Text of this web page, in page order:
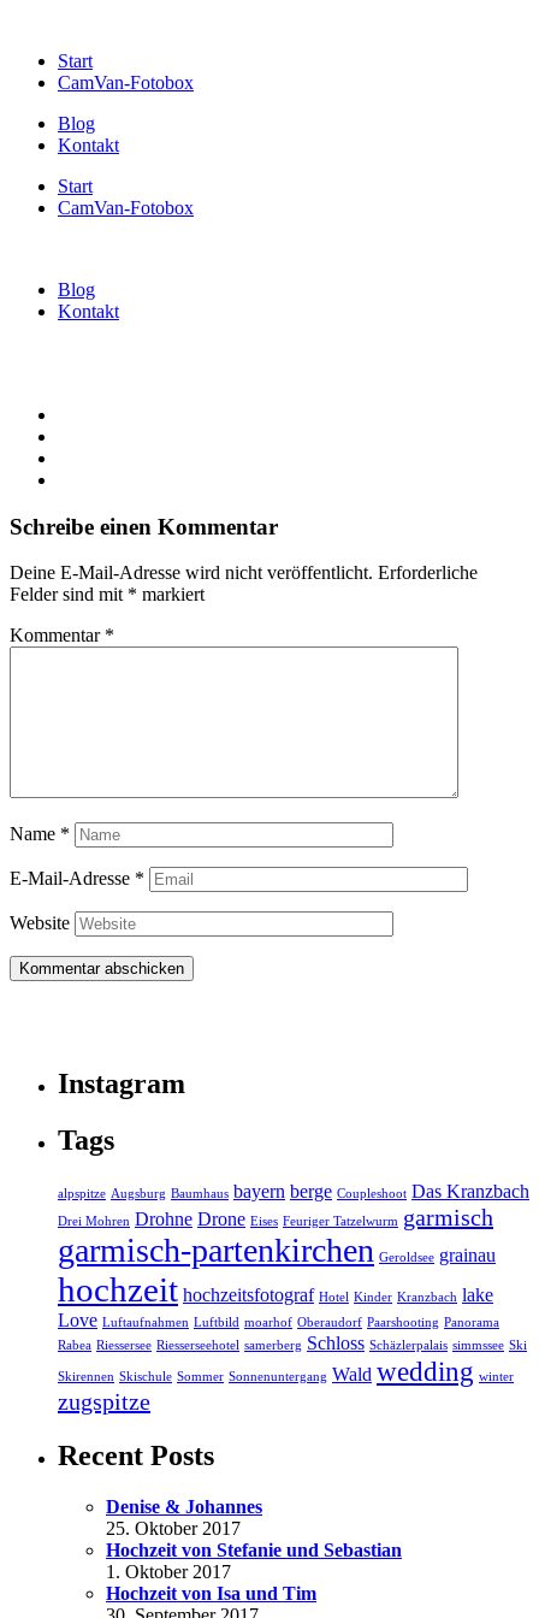
Start
CamVan-Fotobox
Blog
Kontakt
Start
CamVan-Fotobox
Blog
Kontakt
Schreibe einen Kommentar
Deine E-Mail-Adresse wird nicht veröffentlicht. Erforderliche
Felder sind mit * markiert
Kommentar *
Name *
E-Mail-Adresse *
Website
Instagram
Tags
alpspitze Augsburg Baumhaus bayern berge Coupleshoot Das Kranzbach
Drei Mohren Drohne Drone Eises Feuriger Tatzelwurm garmisch
garmisch-partenkirchen Geroldsee grainau
hochzeit hochzeitsfotograf Hotel Kinder Kranzbach lake
Love Luftaufnahmen Luftbild moarhof Oberaudorf Paarshooting Panorama
Rabea Riessersee Riesserseehotel samerberg Schloss Schäzlerpalais simmssee Ski
Skirennen Skischule Sommer Sonnenuntergang Wald wedding winter
zugspitze
Recent Posts
Denise & Johannes
25. Oktober 2017
Hochzeit von Stefanie und Sebastian
1. Oktober 2017
Hochzeit von Isa und Tim